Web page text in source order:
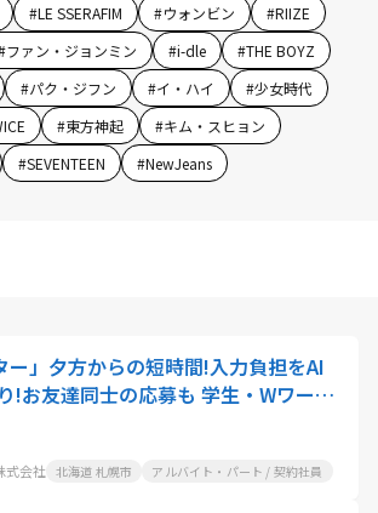
#LE SSERAFIM #ウォンビン #RIIZE
ファン・ジョンミン #i-dle #THE BOYZ
#パク・ジフン #イ・ハイ #少女時代
#東方神起 #キム・スヒョン
#SEVENTEEN #NewJeans
ー」夕方からの短時間!入力負担をAI
!お友達同士の応募も 学生・Wワーク
式会社 北海道 札幌市 アルバイト・パート / 契約社員